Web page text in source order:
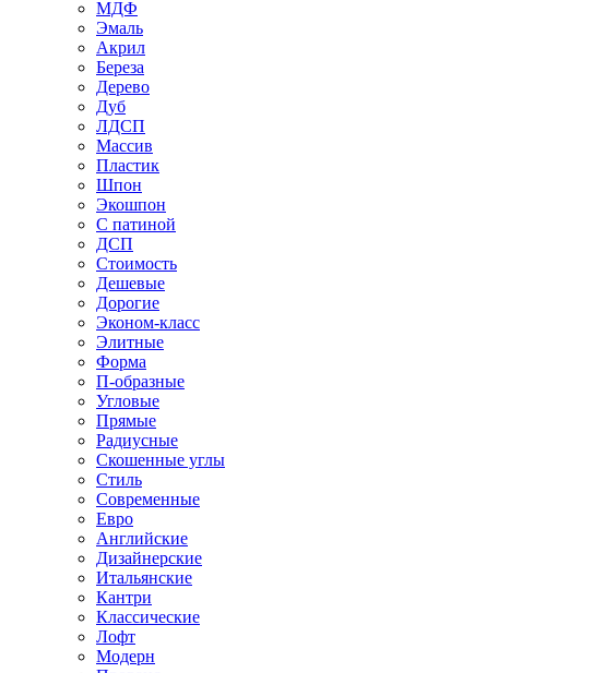
МДФ
Эмаль
Акрил
Береза
Дерево
Дуб
ЛДСП
Массив
Пластик
Шпон
Экошпон
С патиной
ДСП
Стоимость
Дешевые
Дорогие
Эконом-класс
Элитные
Форма
П-образные
Угловые
Прямые
Радиусные
Скошенные углы
Стиль
Современные
Евро
Английские
Дизайнерские
Итальянские
Кантри
Классические
Лофт
Модерн